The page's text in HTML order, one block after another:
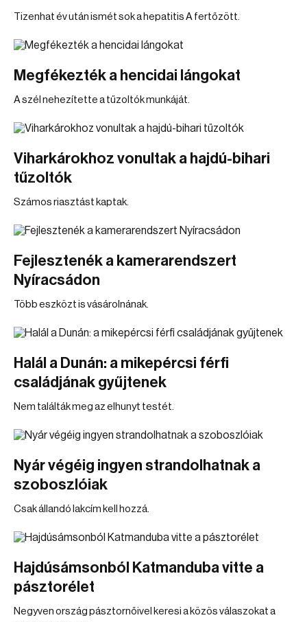
Tizenhat év után ismét sok a hepatitis A fertőzött.
Megfékezték a hencidai lángokat
A szél nehezítette a tűzoltók munkáját.
Viharkárokhoz vonultak a hajdú-bihari
tűzoltók
Számos riasztást kaptak.
Fejlesztenék a kamerarendszert
Nyíracsádon
Több eszközt is vásárolnának.
Halál a Dunán: a mikepércsi férfi
családjának gyűjtenek
Nem találták meg az elhunyt testét.
Nyár végéig ingyen strandolhatnak a
szoboszlóiak
Csak állandó lakcím kell hozzá.
Hajdúsámsonból Katmanduba vitte a
pásztorélet
Negyven ország pásztornőivel keresi a közös válaszokat a